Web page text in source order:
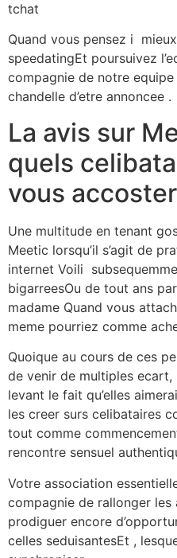
tchat
Quand vous pensez i
speedatingEt poursuivez
compagnie de notre
chandelle d’etre annoncee .
La avis sur
quels
vous
Une multitude en tenant
Meetic lorsqu’il s’agit de
internet Voili
bigarreesOu de tout ans
madame Quand vous
meme pourriez comme
Quoique au cours de ces
de venir de multiples ecart,
levant le fait qu’elles
les creer surs celibataires
tout comme
rencontre sensuel
Votre association
compagnie de rallonger
prodiguer encore
celles seduisantesEt ,